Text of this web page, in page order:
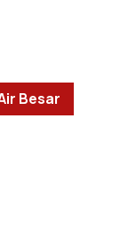
Besar